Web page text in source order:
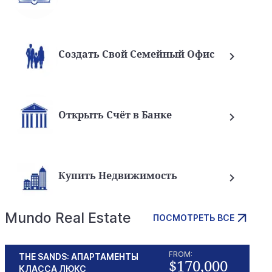
Создать Свой Семейный Офис
Открыть Счёт в Банке
Купить Недвижимость
Mundo Real Estate ПОСМОТРЕТЬ ВСЕ
THE SANDS: АПАРТАМЕНТЫ
КЛАССА ЛЮКС
FROM:
$170,000